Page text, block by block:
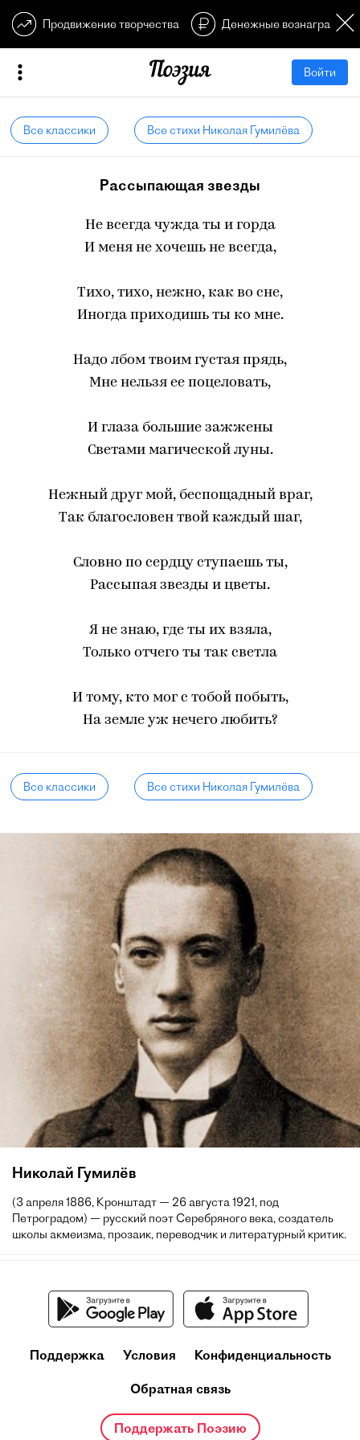
Продвижение творчества Денежные
Войти
Все классики Все стихи Николая Гумилёва
Рассыпающая звезды
Не всегда чужда ты и горда
И меня не хочешь не всегда,
Тихо, тихо, нежно, как во сне,
Иногда приходишь ты ко мне.
Надо лбом твоим густая прядь,
Мне нельзя ее поцеловать,
И глаза большие зажжены
Светами магической луны.
Нежный друг мой, беспощадный враг,
Так благословен твой каждый шаг,
Словно по сердцу ступаешь ты,
Рассыпая звезды и цветы.
Я не знаю, где ты их взяла,
Только отчего ты так светла
И тому, кто мог с тобой побыть,
На земле уж нечего любить?
Все классики Все стихи Николая Гумилёва
Николай Гумилёв
(3 апреля 1886, Кронштадт — 26 августа 1921, под
Петроградом) — русский поэт Серебряного века, создатель
школы акмеизма, прозаик, переводчик и литературный критик.
Поддержка Условия Конфиденциальность
Обратная связь
Поддержать Поэзию